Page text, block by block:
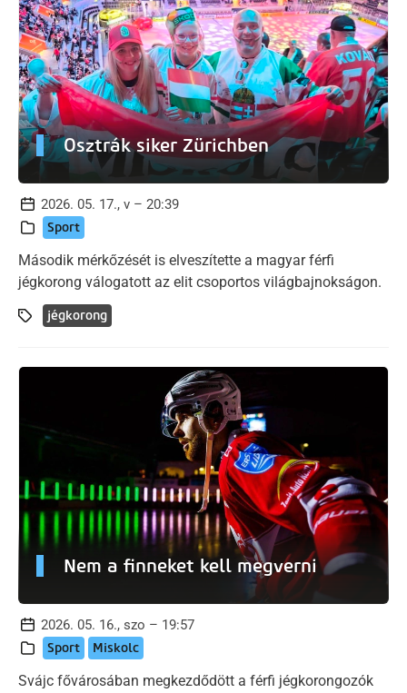
Osztrák siker Zürichben
2026. 05. 17., v – 20:39
Sport
Második mérkőzését is elveszítette a magyar férfi
jégkorong válogatott az elit csoportos világbajnokságon.
jégkorong
Nem a finneket kell megverni
2026. 05. 16., szo – 19:57
Sport Miskolc
Svájc fővárosában megkezdődött a férfi jégkorongozók